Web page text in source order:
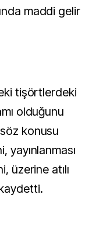
maddi gelir
tişörtlerdeki
olduğunu
söz konusu
yayınlanması
üzerine atılı